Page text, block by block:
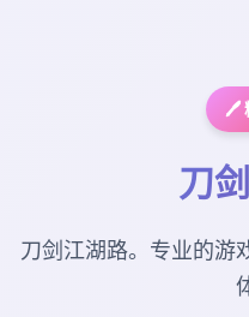
🖊️
刀
刀剑江湖路。专业的游